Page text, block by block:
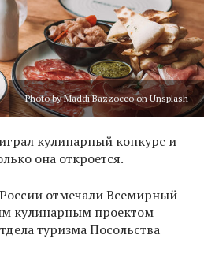
Photo by Maddi Bazzocco on Unsplash
кулинарный конкурс и
она откроется.
отмечали Всемирный
кулинарным проектом
туризма Посольства